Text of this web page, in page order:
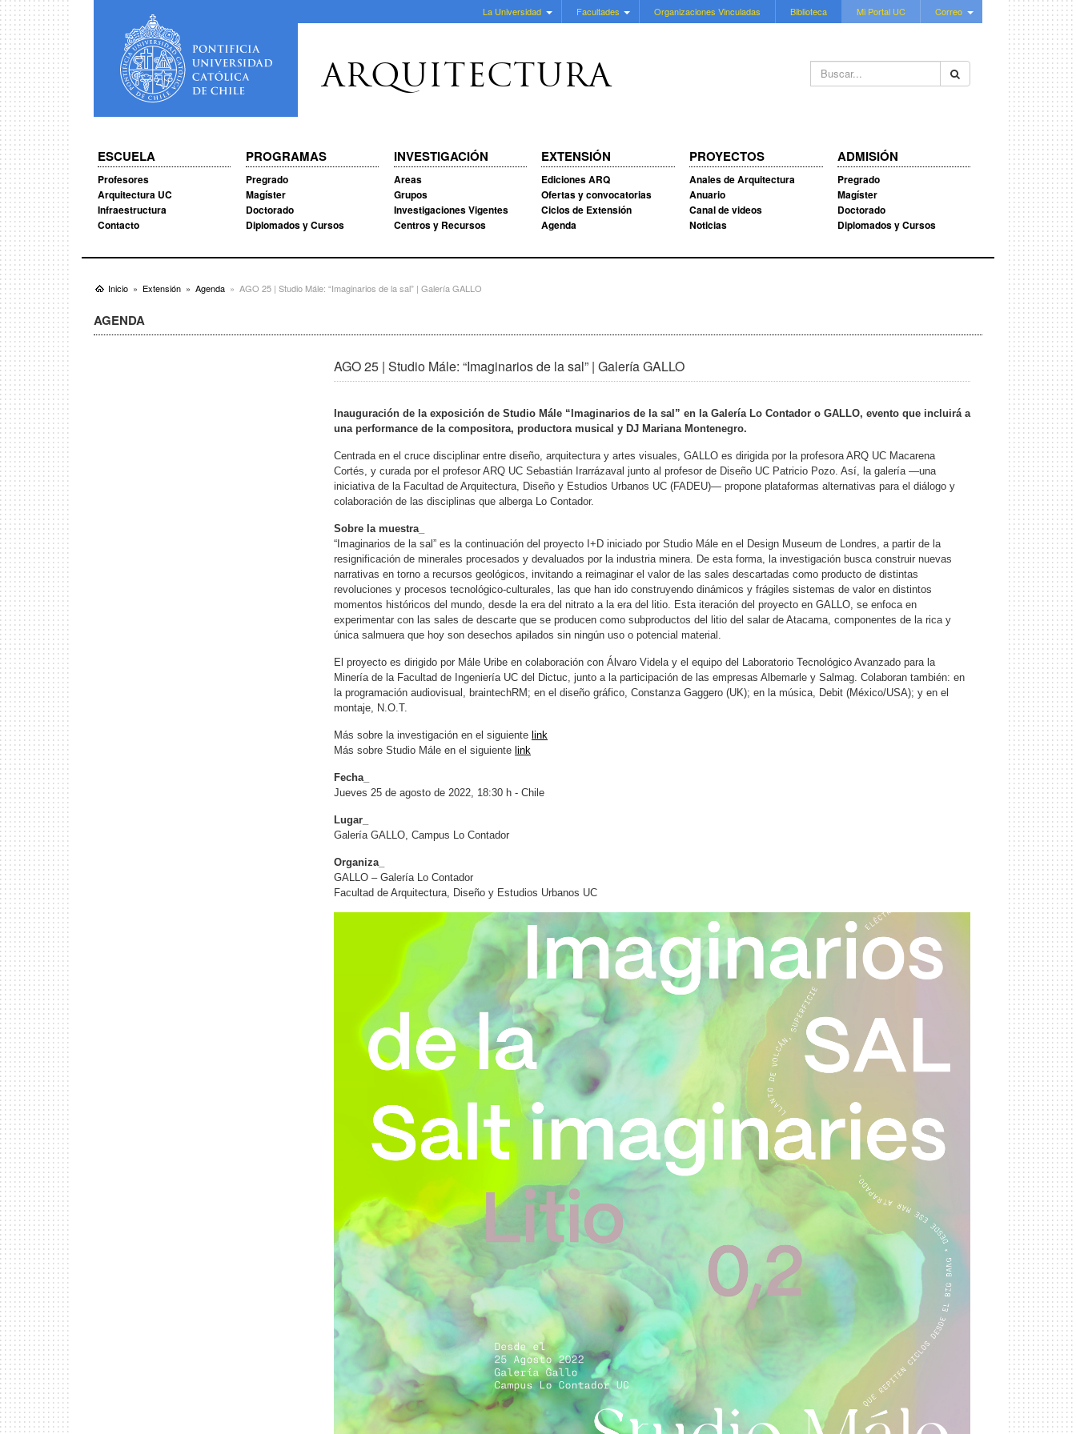
La Universidad Facultades Organizaciones Vinculadas Biblioteca Mi Portal UC Correo
Buscar...
ARQUITECTURA
ESCUELA
Profesores
Arquitectura UC
Infraestructura
Contacto
PROGRAMAS
Pregrado
Magíster
Doctorado
Diplomados y Cursos
INVESTIGACIÓN
Areas
Grupos
Investigaciones Vigentes
Centros y Recursos
EXTENSIÓN
Ediciones ARQ
Ofertas y convocatorias
Ciclos de Extensión
Agenda
PROYECTOS
Anales de Arquitectura
Anuario
Canal de videos
Noticias
ADMISIÓN
Pregrado
Magíster
Doctorado
Diplomados y Cursos
Inicio Extensión Agenda AGO 25 | Studio Mále: “Imaginarios de la sal” | Galería GALLO
AGENDA
AGO 25 | Studio Mále: “Imaginarios de la sal” | Galería GALLO
Inauguración de la exposición de Studio Mále “Imaginarios de la sal” en la Galería Lo Contador o GALLO, evento que incluirá a
una performance de la compositora, productora musical y DJ Mariana Montenegro.
Centrada en el cruce disciplinar entre diseño, arquitectura y artes visuales, GALLO es dirigida por la profesora ARQ UC Macarena
Cortés, y curada por el profesor ARQ UC Sebastián Irarrázaval junto al profesor de Diseño UC Patricio Pozo. Así, la galería —una
iniciativa de la Facultad de Arquitectura, Diseño y Estudios Urbanos UC (FADEU)— propone plataformas alternativas para el diálogo y
colaboración de las disciplinas que alberga Lo Contador.
Sobre la muestra_
“Imaginarios de la sal” es la continuación del proyecto I+D iniciado por Studio Mále en el Design Museum de Londres, a partir de la
resignificación de minerales procesados y devaluados por la industria minera. De esta forma, la investigación busca construir nuevas
narrativas en torno a recursos geológicos, invitando a reimaginar el valor de las sales descartadas como producto de distintas
revoluciones y procesos tecnológico-culturales, las que han ido construyendo dinámicos y frágiles sistemas de valor en distintos
momentos históricos del mundo, desde la era del nitrato a la era del litio. Esta iteración del proyecto en GALLO, se enfoca en
experimentar con las sales de descarte que se producen como subproductos del litio del salar de Atacama, componentes de la rica y
única salmuera que hoy son desechos apilados sin ningún uso o potencial material.
El proyecto es dirigido por Mále Uribe en colaboración con Álvaro Videla y el equipo del Laboratorio Tecnológico Avanzado para la
Minería de la Facultad de Ingeniería UC del Dictuc, junto a la participación de las empresas Albemarle y Salmag. Colaboran también: en
la programación audiovisual, braintechRM; en el diseño gráfico, Constanza Gaggero (UK); en la música, Debit (México/USA); y en el
montaje, N.O.T.
Más sobre la investigación en el siguiente link
Más sobre Studio Mále en el siguiente link
Fecha_
Jueves 25 de agosto de 2022, 18:30 h - Chile
Lugar_
Galería GALLO, Campus Lo Contador
Organiza_
GALLO – Galería Lo Contador
Facultad de Arquitectura, Diseño y Estudios Urbanos UC